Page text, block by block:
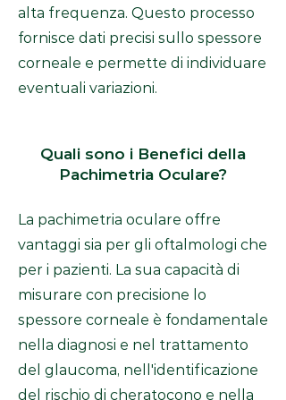
alta frequenza. Questo processo
fornisce dati precisi sullo spessore
corneale e permette di individuare
eventuali variazioni.
Quali sono i Benefici della
Pachimetria Oculare?
La pachimetria oculare offre
vantaggi sia per gli oftalmologi che
per i pazienti. La sua capacità di
misurare con precisione lo
spessore corneale è fondamentale
nella diagnosi e nel trattamento
del glaucoma, nell'identificazione
del rischio di cheratocono e nella